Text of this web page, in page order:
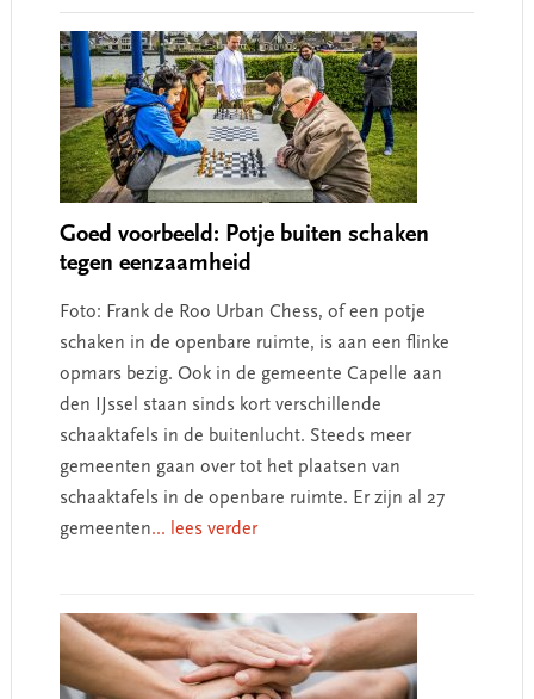
Goed voorbeeld: Potje buiten schaken
tegen eenzaamheid
Foto: Frank de Roo Urban Chess, of een potje
schaken in de openbare ruimte, is aan een flinke
opmars bezig. Ook in de gemeente Capelle aan
den IJssel staan sinds kort verschillende
schaaktafels in de buitenlucht. Steeds meer
gemeenten gaan over tot het plaatsen van
schaaktafels in de openbare ruimte. Er zijn al 27
gemeenten... lees verder